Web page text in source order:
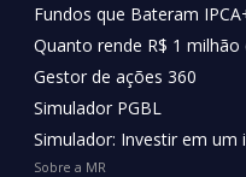
Fundos que Bateram
Quanto rende R$ 1
Gestor de ações 360
Simulador PGBL
Simulador: Investir em um
Sobre a MR